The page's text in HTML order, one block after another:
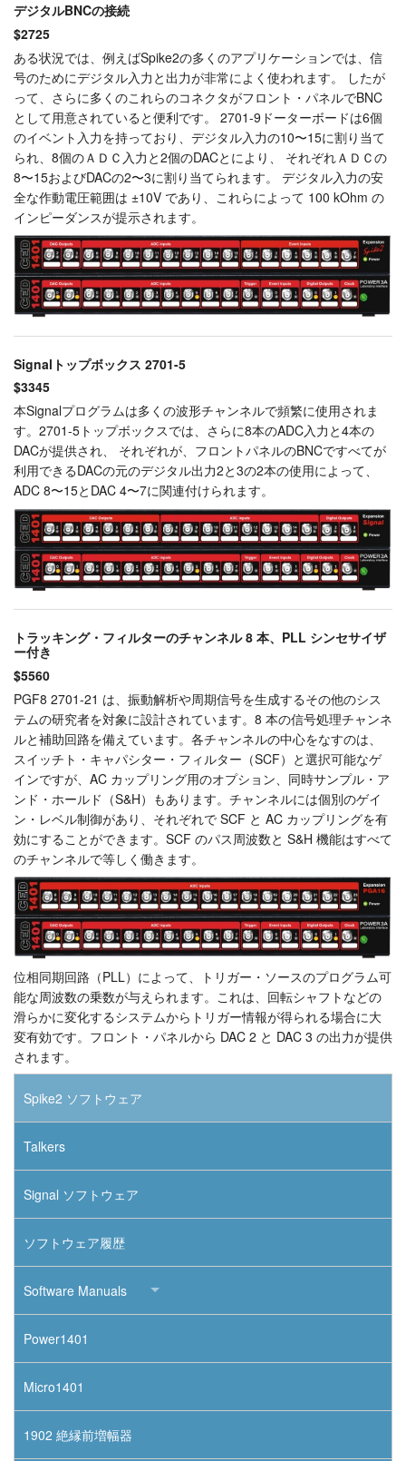
デジタルBNCの接続
$2725
ある状況では、例えばSpike2の多くのアプリケーションでは、信
号のためにデジタル入力と出力が非常によく使われます。 したが
って、さらに多くのこれらのコネクタがフロント・パネルでBNC
として用意されていると便利です。 2701-9ドーターボードは6個
のイベント入力を持っており、デジタル入力の10〜15に割り当て
られ、8個のＡＤＣ入力と2個のDACとにより、 それぞれＡＤＣの
8〜15およびDACの2〜3に割り当てられます。 デジタル入力の安
全な作動電圧範囲は ±10V であり、これらによって 100 kOhm の
インピーダンスが提示されます。
Signalトップボックス 2701-5
$3345
本Signalプログラムは多くの波形チャンネルで頻繁に使用されま
す。2701-5トップボックスでは、さらに8本のADC入力と4本の
DACが提供され、 それぞれが、フロントパネルのBNCですべてが
利用できるDACの元のデジタル出力2と3の2本の使用によって、
ADC 8〜15とDAC 4〜7に関連付けられます。
トラッキング・フィルターのチャンネル 8 本、PLL シンセサイザ
ー付き
$5560
PGF8 2701-21 は、振動解析や周期信号を生成するその他のシス
テムの研究者を対象に設計されています。8 本の信号処理チャンネ
ルと補助回路を備えています。各チャンネルの中心をなすのは、
スイッチト・キャパシター・フィルター（SCF）と選択可能なゲ
インですが、AC カップリング用のオプション、同時サンプル・ア
ンド・ホールド（S&H）もあります。チャンネルには個別のゲイ
ン・レベル制御があり、それぞれで SCF と AC カップリングを有
効にすることができます。SCF のパス周波数と S&H 機能はすべて
のチャンネルで等しく働きます。
位相同期回路（PLL）によって、トリガー・ソースのプログラム可
能な周波数の乗数が与えられます。これは、回転シャフトなどの
滑らかに変化するシステムからトリガー情報が得られる場合に大
変有効です。フロント・パネルから DAC 2 と DAC 3 の出力が提供
されます。
Spike2 ソフトウェア
Talkers
Signal ソフトウェア
ソフトウェア履歴
Software Manuals
Power1401
Micro1401
1902 絶縁前増幅器